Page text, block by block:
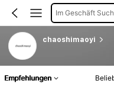
Im Geschäft
chaoshimaoyi
Empfehlungen